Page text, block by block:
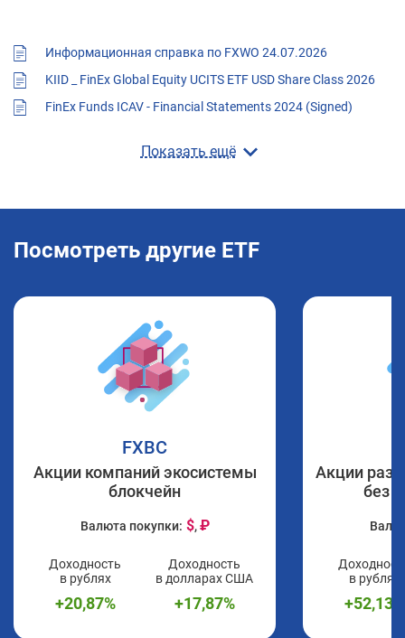
Информационная справка по FXWO 24.07.2026
KIID _ FinEx Global Equity UCITS ETF USD Share Class 2026
FinEx Funds ICAV - Financial Statements 2024 (Signed)
Показать ещё
Посмотреть другие ETF
FXBC
Акции компаний экосистемы
блокчейн
Валюта покупки: $,₽
Доходность
в рублях
+20,87%
Доходность
в долларах США
+17,87%
Акции
без
в рублях
+52,13